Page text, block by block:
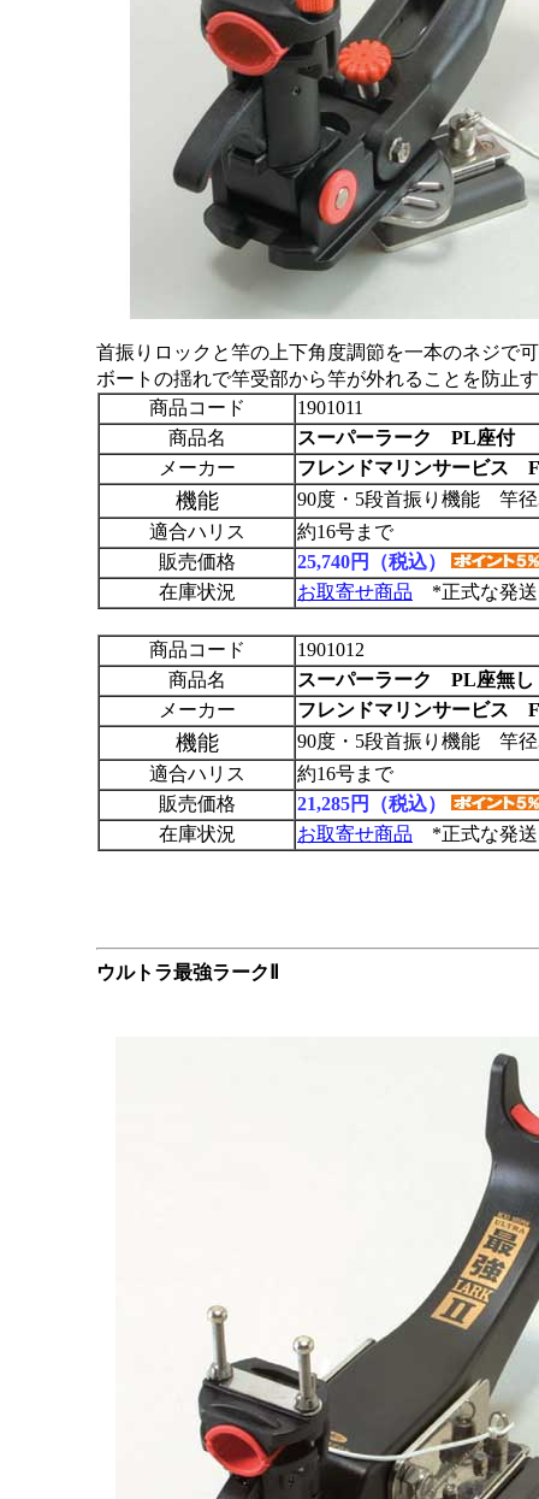
首振りロックと竿の上下角度調節を一本のネジで
ボートの揺れで竿受部から竿が外れることを防止
商品コード
1901011
商品名
スーパーラーク PL座付
メーカー
フレンドマリンサービス
機能
90度・5段首振り機能 竿径
適合ハリス
約16号まで
販売価格
25,740円（税込）
在庫状況
お取寄せ商品 *正式な発送
商品コード
1901012
商品名
スーパーラーク PL座無し
メーカー
フレンドマリンサービス
機能
90度・5段首振り機能 竿径
適合ハリス
約16号まで
販売価格
21,285円（税込）
在庫状況
お取寄せ商品 *正式な発送
ウルトラ最強ラークⅡ